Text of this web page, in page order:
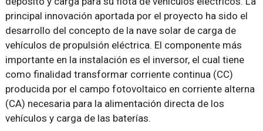
principal innovación aportada por el proyecto ha sido el
desarrollo del concepto de la nave solar de carga de
vehículos de propulsión eléctrica. El componente más
importante en la instalación es el inversor, el cual tiene
como finalidad transformar corriente continua (CC)
producida por el campo fotovoltaico en corriente alterna
(CA) necesaria para la alimentación directa de los
vehículos y carga de las baterías.